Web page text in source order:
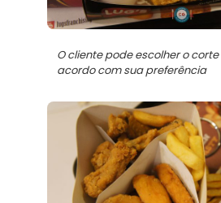
O cliente pode escolher o
acordo com sua preferência